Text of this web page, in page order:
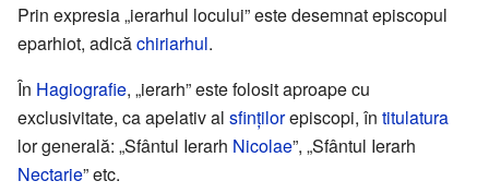
Prin expresia „ierarhul locului” este desemnat episcopul
eparhiot, adicăchiriarhul.
În Hagiografie, „ierarh” este folosit aproape cu
exclusivitate, ca apelativ al sfințilorepiscopi, în titulatura
lor generală: „Sfântul Ierarh Nicolae”, „Sfântul Ierarh
Nectarie” etc.